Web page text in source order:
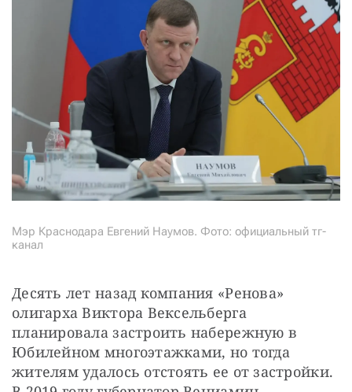
Мэр Краснодара Евгений Наумов. Фото: официальный тг-
канал
Десять лет назад компания «Ренова»
олигарха Виктора Вексельберга
планировала застроить набережную в
Юбилейном многоэтажками, но тогда
жителям удалось отстоять ее от застройки.